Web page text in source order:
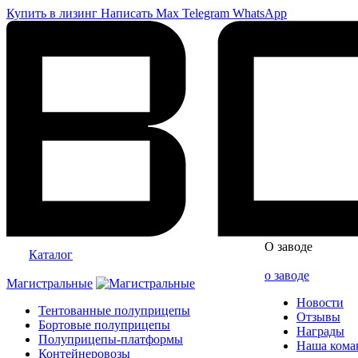
Купить в лизинг Написать Max Telegram WhatsApp
Каталог
Магистральные
Тентованные полуприцепы
Бортовые полуприцепы
Полуприцепы-платформы
Контейнеровозы
О заводе
о заводе
Новости
Отзывы
Награды
Наша